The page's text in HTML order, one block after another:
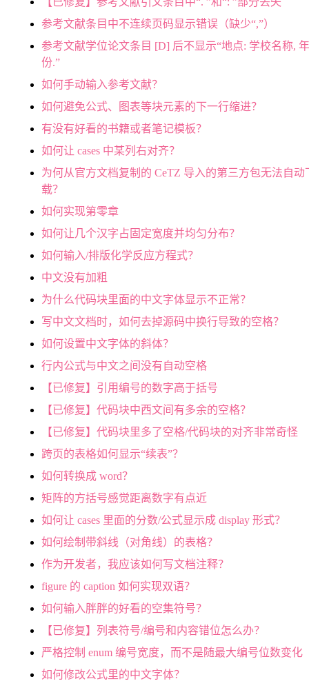
参考文献条目中不连续页码显示错误（缺少“,”）
参考文献学位论文条目 [D] 后不显示“地点: 学校名称, 年
份.”
如何手动输入参考文献？
如何避免公式、图表等块元素的下一行缩进？
有没有好看的书籍或者笔记模板？
如何让 cases 中某列右对齐？
为何从官方文档复制的 CeTZ 导入的第三方包无法自动
载？
如何实现第零章
如何让几个汉字占固定宽度并均匀分布？
如何输入/排版化学反应方程式？
中文没有加粗
为什么代码块里面的中文字体显示不正常？
写中文文档时，如何去掉源码中换行导致的空格？
如何设置中文字体的斜体？
行内公式与中文之间没有自动空格
【已修复】引用编号的数字高于括号
【已修复】代码块中西文间有多余的空格？
【已修复】代码块里多了空格/代码块的对齐非常奇怪
跨页的表格如何显示“续表”？
如何转换成 word？
矩阵的方括号感觉距离数字有点近
如何让 cases 里面的分数/公式显示成 display 形式？
如何绘制带斜线（对角线）的表格？
作为开发者，我应该如何写文档注释？
figure 的 caption 如何实现双语？
如何输入胖胖的好看的空集符号？
【已修复】列表符号/编号和内容错位怎么办？
严格控制 enum 编号宽度，而不是随最大编号位数变化
如何修改公式里的中文字体？